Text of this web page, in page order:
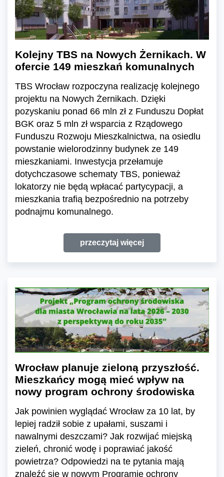
Kolejny TBS na Nowych Żernikach. W
ofercie 149 mieszkań komunalnych
TBS Wrocław rozpoczyna realizację kolejnego
projektu na Nowych Żernikach. Dzięki
pozyskaniu ponad 66 mln zł z Funduszu Dopłat
BGK oraz 5 mln zł wsparcia z Rządowego
Funduszu Rozwoju Mieszkalnictwa, na osiedlu
powstanie wielorodzinny budynek ze 149
mieszkaniami. Inwestycja przełamuje
dotychczasowe schematy TBS, ponieważ
lokatorzy nie będą wpłacać partycypacji, a
mieszkania trafią bezpośrednio na potrzeby
podnajmu komunalnego.
przeczytaj więcej
Wrocław planuje zieloną przyszłość.
Mieszkańcy mogą mieć wpływ na
nowy program ochrony środowiska
Jak powinien wyglądać Wrocław za 10 lat, by
lepiej radził sobie z upałami, suszami i
nawalnymi deszczami? Jak rozwijać miejską
zieleń, chronić wodę i poprawiać jakość
powietrza? Odpowiedzi na te pytania mają
znaleźć się w nowym Programie ochrony